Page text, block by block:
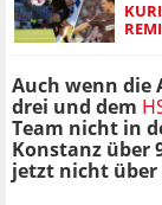
Auch wenn die
drei und dem
Team nicht in
Konstanz über
jetzt nicht über